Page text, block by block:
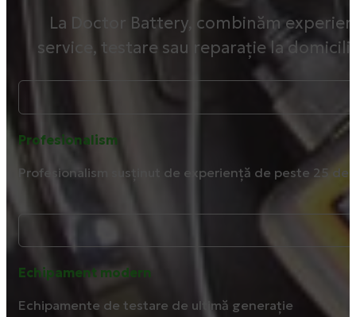
La Doctor Battery, combinăm
service, testare sau reparație la
Profesionalism
Profesionalism susținut de experiență de peste 25 de
Echipament modern
Echipamente de testare de ultimă generație